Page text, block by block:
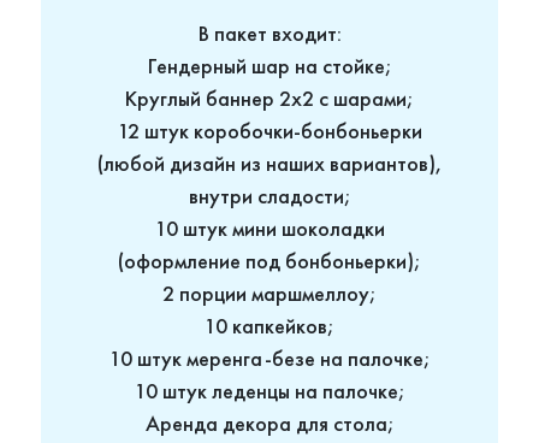
В пакет входит:
Гендерный шар на стойке;
Круглый баннер 2х2 с шарами;
12 штук коробочки-бонбоньерки
(любой дизайн из наших вариантов),
внутри сладости;
10 штук мини шоколадки
(оформление под бонбоньерки);
2 порции маршмеллоу;
10 капкейков;
10 штук меренга-безе на палочке;
10 штук леденцы на палочке;
Аренда декора для стола;